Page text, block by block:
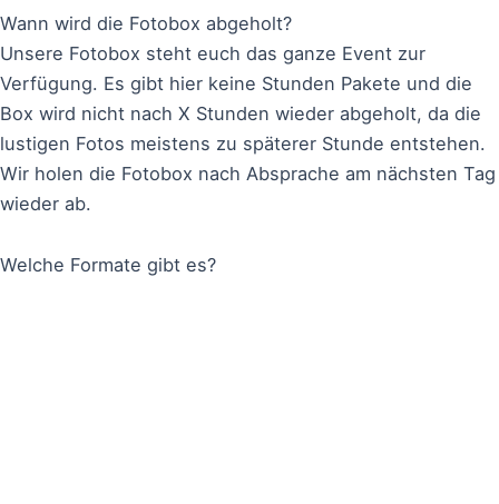
Wann wird die Fotobox abgeholt?
Unsere Fotobox steht euch das ganze Event zur
Verfügung. Es gibt hier keine Stunden Pakete und die
Box wird nicht nach X Stunden wieder abgeholt, da die
lustigen Fotos meistens zu späterer Stunde entstehen.
Wir holen die Fotobox nach Absprache am nächsten Tag
wieder ab.
Welche Formate gibt es?